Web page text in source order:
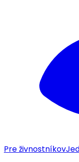
Pre živnostníkov